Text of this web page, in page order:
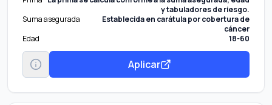
y tabuladores de riesgo.
Suma asegurada
Establecida en carátula por cobertura de
cáncer
Edad
18-60
Aplicar